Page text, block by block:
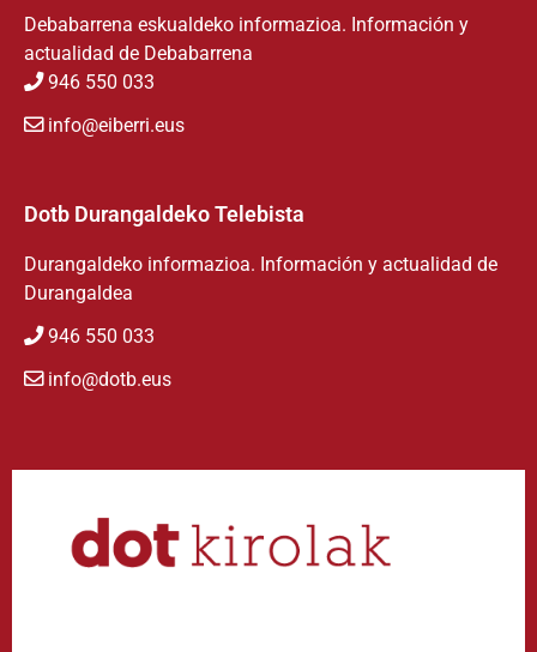
Debabarrena eskualdeko informazioa. Información y
actualidad de Debabarrena
946 550 033
info@eiberri.eus
Dotb Durangaldeko Telebista
Durangaldeko informazioa. Información y actualidad de
Durangaldea
946 550 033
info@dotb.eus